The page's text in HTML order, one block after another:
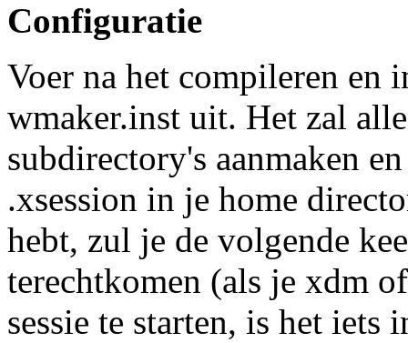
Configuratie
Voer na het compileren en
wmaker.inst uit. Het zal
subdirectory's aanmaken
.xsession in je home
hebt, zul je de volgende
terechtkomen (als je xdm
sessie te starten, is het iets